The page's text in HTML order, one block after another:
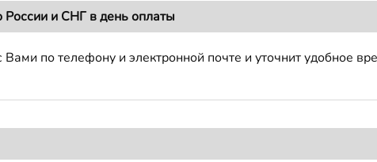
России и СНГ в день оплаты
по телефону и электронной почте и уточнит удобное